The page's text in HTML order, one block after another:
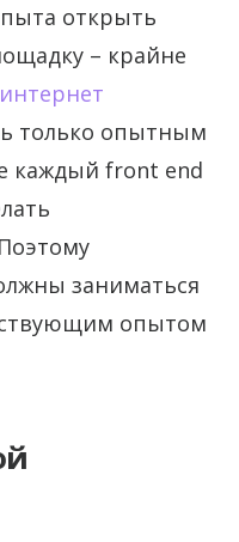
открыть
– крайне
только опытным
каждый front end
заниматься
опытом